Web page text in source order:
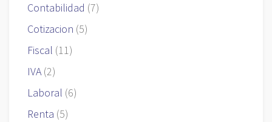
Contabilidad (7)
Cotizacion (5)
Fiscal (11)
IVA(2)
Laboral (6)
Renta (5)